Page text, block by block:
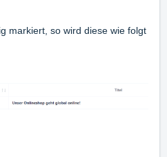
markiert, so wird diese wie folgt